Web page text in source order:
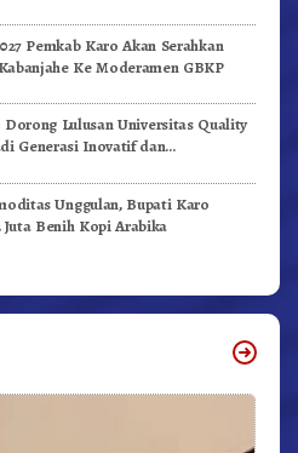
Pemkab Karo Akan Serahkan
Ke Moderamen GBKP
Lulusan Universitas Quality
Generasi Inovatif dan
Unggulan, Bupati Karo
Juta Benih Kopi Arabika